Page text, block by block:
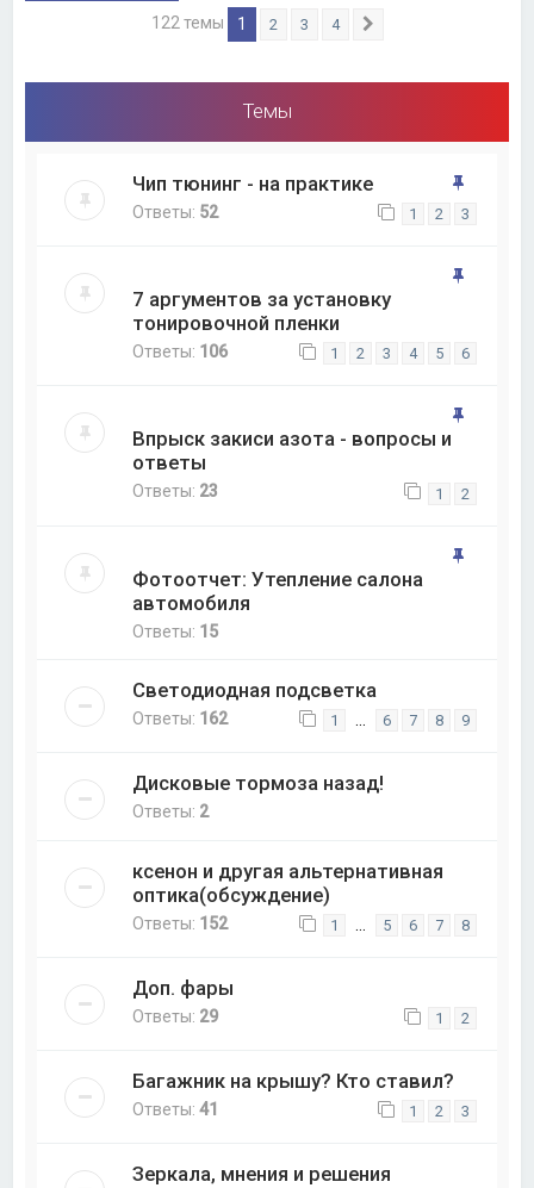
122 темы 1 2 3 4
Темы
Чип тюнинг - на практике
Ответы: 52 1 2 3
7 аргументов за установку
тонировочной пленки
Ответы: 106 1 2 3 4 5 6
Впрыск закиси азота - вопросы и
ответы
Ответы: 23 1 2
Фотоотчет: Утепление салона
автомобиля
Ответы: 15
Светодиодная подсветка
Ответы: 162 1 6 7 8 9
Дисковые тормоза назад!
Ответы: 2
ксенон и другая альтернативная
оптика(обсуждение)
Ответы: 152 1 5 6 7 8
Доп. фары
Ответы: 29 1 2
Багажник на крышу? Кто ставил?
Ответы:41 1 2 3
Зеркала, мнения и решения